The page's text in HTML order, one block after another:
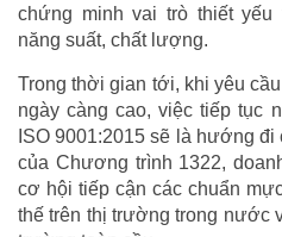
chứng minh vai trò thiết yếu
năng suất, chất lượng.
Trong thời gian tới, khi yêu
ngày càng cao, việc tiếp tục
ISO 9001:2015 sẽ là hướng
của Chương trình 1322,
cơ hội tiếp cận các chuẩn
thế trên thị trường trong nước